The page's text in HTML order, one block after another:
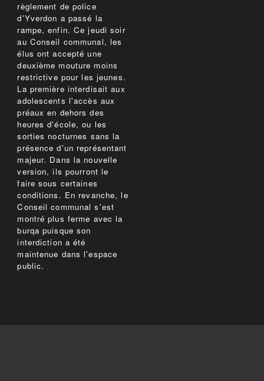
règlement de police
d'Yverdon a passé la
rampe, enfin. Ce jeudi soir
au Conseil communal, les
élus ont accepté une
deuxième mouture moins
restrictive pour les jeunes.
La première interdisait aux
adolescents l'accès aux
préaux en dehors des
heures d'école, ou les
sorties nocturnes sans la
présence d'un représentant
majeur. Dans la nouvelle
version, ils pourront le
faire sous certaines
conditions. En revanche, le
Conseil communal s'est
montré plus ferme avec la
burqa puisque son
interdiction a été
maintenue dans l'espace
public.